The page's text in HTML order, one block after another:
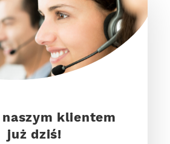
klientem
już dziś!